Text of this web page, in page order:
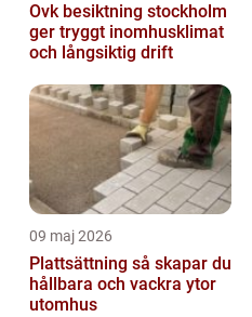
Ovk besiktning stockholm
ger tryggt inomhusklimat
och långsiktig drift
09 maj 2026
Plattsättning så skapar du
hållbara och vackra ytor
utomhus